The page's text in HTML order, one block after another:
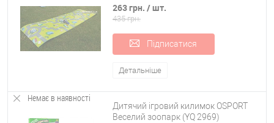
0053)
263 грн. / шт.
435 грн.
Підписатися
Детальніше
Немає в наявності
Дитячий ігровий килимок OSPORT
Веселий зоопарк (YQ 2969)